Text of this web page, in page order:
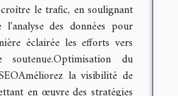
le trafic, en soulignant
des données pour
éclairée les efforts vers
soutenue.Optimisation du
la visibilité de